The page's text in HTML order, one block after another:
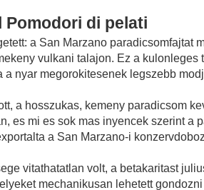
Pomodori di pelati
a San Marzano
vulkani talajon. Ez a
nyar megorokitesenek legszebb
a hosszukas, kemeny paradicsom
es mi es sok mas inyencek szerint
a San Marzano-i
vitathatatlan volt, a betakaritast
mechanikusan lehetett